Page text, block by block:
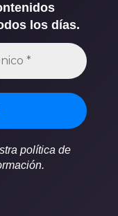
los días.
política de